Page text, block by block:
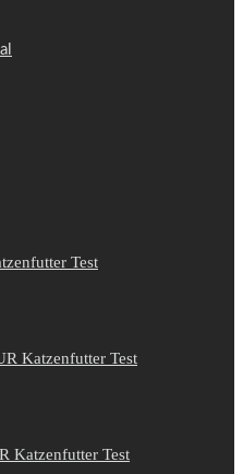
Test
Katzenfutter Test
Katzenfutter Test